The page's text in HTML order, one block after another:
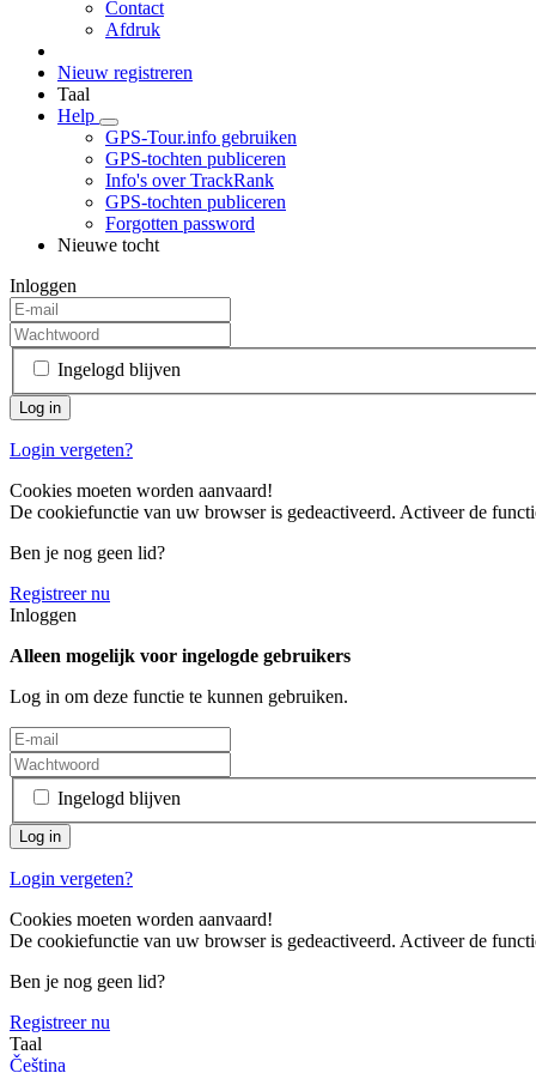
Contact
Afdruk
Nieuw registreren
Taal
Help
GPS-Tour.info gebruiken
GPS-tochten publiceren
Info's over TrackRank
GPS-tochten publiceren
Forgotten password
Nieuwe tocht
Inloggen
Ingelogd blijven
Login vergeten?
Cookies moeten worden aanvaard!
De cookiefunctie van uw browser is gedeactiveerd. Activeer de
Ben je nog geen lid?
Registreer nu
Inloggen
Alleen mogelijk voor ingelogde gebruikers
Log in om deze functie te kunnen gebruiken.
Ingelogd blijven
Login vergeten?
Cookies moeten worden aanvaard!
De cookiefunctie van uw browser is gedeactiveerd. Activeer de
Ben je nog geen lid?
Registreer nu
Taal
Čeština